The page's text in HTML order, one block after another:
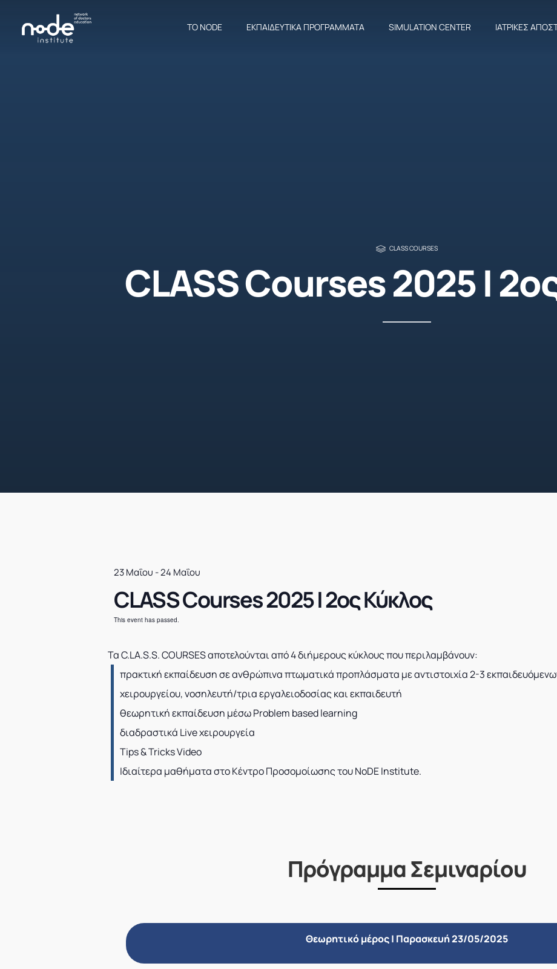
ΤΟ NODE ΕΚΠΑΙΔΕΥΤΙΚΆ ΠΡΟΓΡΆΜΜΑΤΑ SIMULATION CENTER ΙΑΤΡΙΚΈΣ
CLASS COURSES
CLASS Courses 2025 |
23 Μαΐου -24 Μαΐου
CLASS Courses 2025 | 2ος Κύκλος
This event has passed.
Τα C.LA.S.S. COURSES αποτελούνται από 4 διήμερους κύκλους που περιλαμβάνουν:
πρακτική εκπαίδευση σε ανθρώπινα πτωματικά προπλάσματα με αντιστοιχία 2-3
χειρουργείου, νοσηλευτή/τρια εργαλειοδοσίας και εκπαιδευτή
θεωρητική εκπαίδευση μέσω Problem based learning
διαδραστικά Live χειρουργεία
Τips & Tricks Video
Ιδιαίτερα μαθήματα στο Κέντρο Προσομοίωσης του NoDE Institute.
Πρόγραμμα Σεμιναρίου
Θεωρητικό μέρος | Παρασκευή 23/05/2025